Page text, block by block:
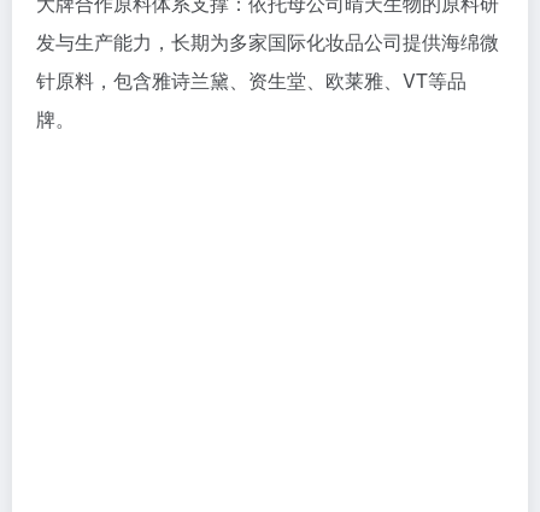
发与生产能力，长期为多家国际化妆品公司提供海绵微
针原料，包含雅诗兰黛、资生堂、欧莱雅、VT等品
牌。